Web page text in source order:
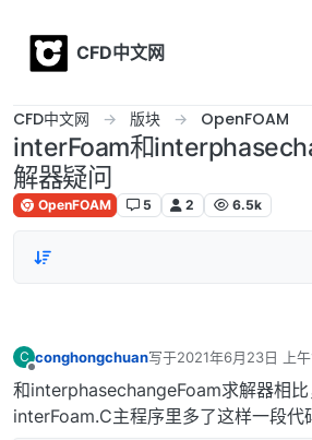
CFD中文网
CFD中文网 版块 OpenFOAM
interFoam和
解器疑问
OpenFOAM 5 2 6.5k
C conghongchuan写于2021年6月23日 上午
最后由 编辑
和interphasechangeFoam求解器相比
interFoam.C主程序里多了这样一段代